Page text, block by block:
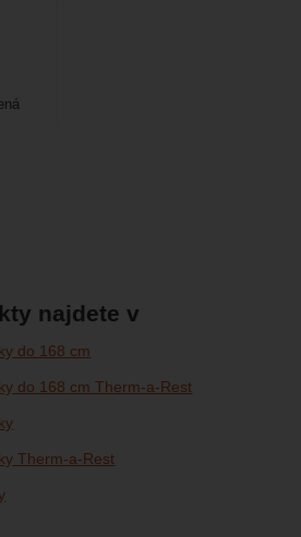
najdete v
do 168 cm
do 168 cm Therm-a-Rest
Therm-a-Rest